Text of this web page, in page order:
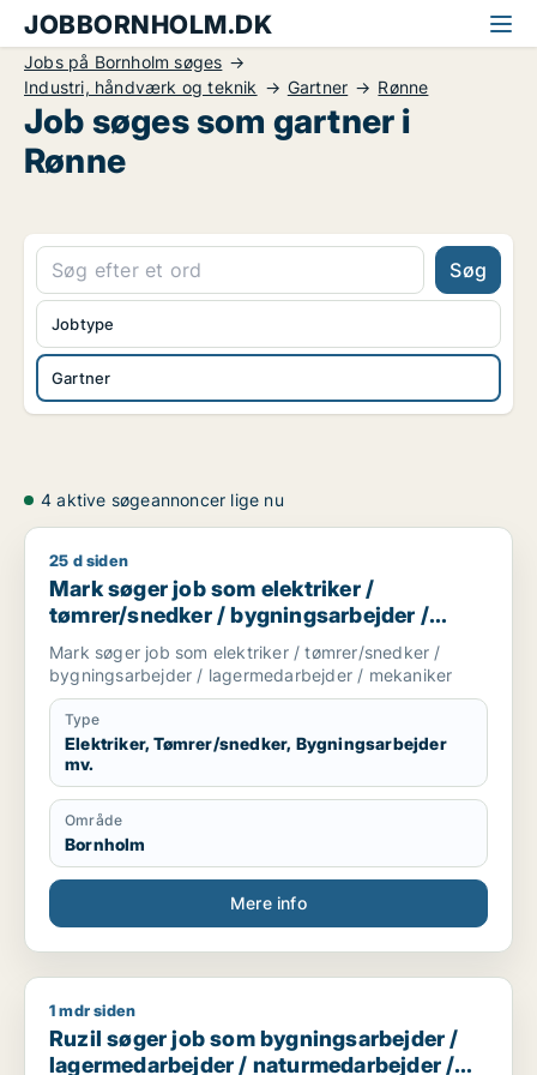
JOBBORNHOLM.DK
Jobs på Bornholm søges
Industri, håndværk og teknik
Gartner Rønne
Job søges som gartner i
Rønne
Søg
Gartner
Jobtype
4 aktive søgeannoncer lige nu
Mark søger job som elektriker / tømrer/snedker /
25 d siden
Mark søger job som elektriker /
tømrer/snedker / bygningsarbejder /
lagermedarbejder / mekaniker
Mark søger job som elektriker / tømrer/snedker /
bygningsarbejder / lagermedarbejder / mekaniker
Type
Elektriker, Tømrer/snedker, Bygningsarbejder
mv.
Område
Bornholm
Mere info
Ruzil søger job som bygningsarbejder / lagermedarbejder
1 mdr siden
Ruzil søger job som bygningsarbejder /
lagermedarbejder / naturmedarbejder /